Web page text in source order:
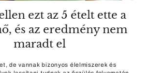
ezt az 5 ételt ette a
és az eredmény nem
maradt el
de vannak bizonyos élelmiszerek és